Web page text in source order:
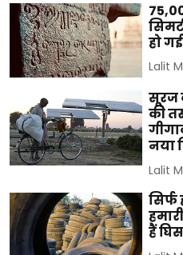
हो
Lalit
सूरज
की
नया
Lalit
हैं